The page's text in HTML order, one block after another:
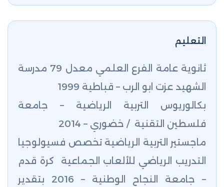
التعليم
ثانوية عامة الفرع العلمي معدل 79 مدرسة
الشهيد عزت ابو الرب – قباطية 1999
بكالوريوس التربية الرياضية – جامعة
فلسطين التقنية / خضوري – 2014
ماجستير التربية الرياضية تخصص فسيولوجيا
التدريب الرياضي للألعاب الجماعية كرة قدم
– جامعة النجاح الوطنية – 2016 بتقدير